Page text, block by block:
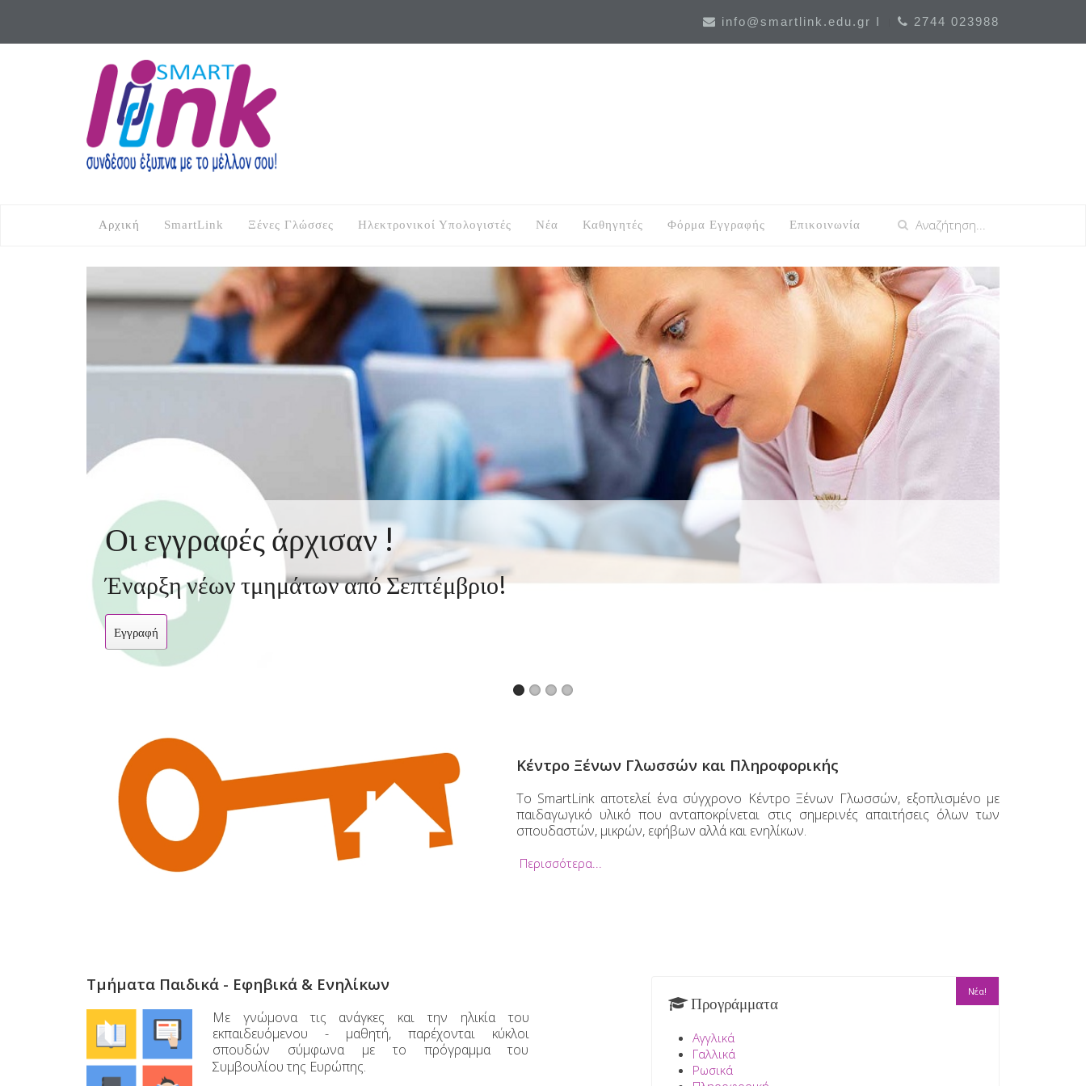
info@smartlink.edu.gr I 2744 023988
Αρχική SmartLink Ξένες Γλώσσες Ηλεκτρονικοί Υπολογιστές Nέα Καθηγητές Φόρμα Εγγραφής Επικοινωνία
Οι εγγραφές άρχισαν !
Έναρξη νέων τμημάτων από Σεπτέμβριο!
Εγγραφή
Κέντρο Ξένων Γλωσσών και Πληροφορικής
Το SmartLink αποτελεί ένα σύγχρονο Κέντρο Ξένων Γλωσσών, εξοπλισμένο με
παιδαγωγικό υλικό που ανταποκρίνεται στις σημερινές απαιτήσεις όλων των
σπουδαστών, μικρών, εφήβων αλλά και ενηλίκων.
Περισσότερα...
Τμήματα Παιδικά - Εφηβικά & Ενηλίκων
Με γνώμονα τις ανάγκες και την ηλικία του
εκπαιδευόμενου - μαθητή, παρέχονται κύκλοι
σπουδών σύμφωνα με το πρόγραμμα του
Συμβουλίου της Ευρώπης.
Νέα!
Προγράμματα
Αγγλικά
Γαλλικά
Ρωσικά